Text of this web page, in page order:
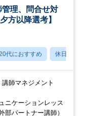
理、問合せ対
方以降選考】
代におすすめ 休日120日
講師マネジメント
ニケーションレッス
部パートナー講師）